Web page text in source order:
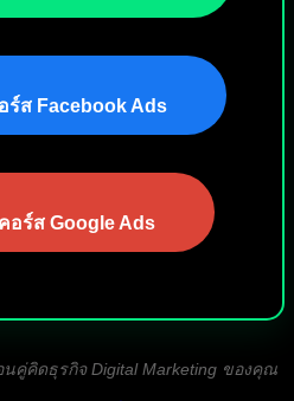
ร์ส Facebook Ads
อร์ส Google Ads
นคู่คิดธุรกิจ Digital Marketing ของคุณ